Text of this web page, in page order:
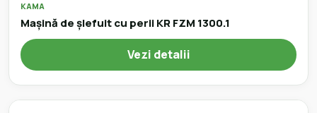
KAMA
Mașină de șlefuit cu perii KR FZM 1300.1
Vezi detalii